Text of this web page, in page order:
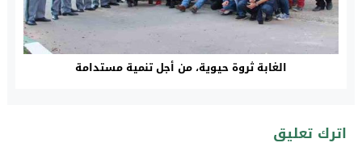
الغابة ثروة حيوية، من أجل تنمية مستدامة
اترك تعليق